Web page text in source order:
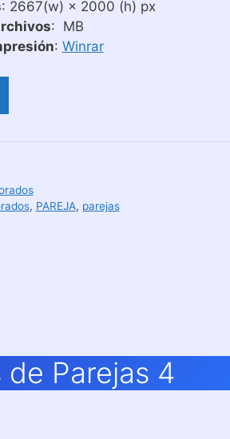
: 2667(w) × 2000 (h) px
: MB
: Winrar
, PAREJA, parejas
Parejas 4